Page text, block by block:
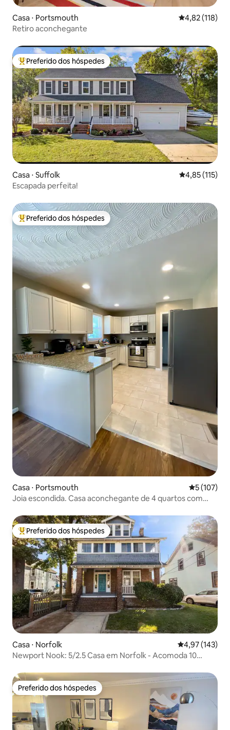
Casa ⋅ Portsmouth 4,82 de uma
4,82 (118)
Retiro aconchegante
Entre os melhores preferidos dos hóspedes
Preferido dos hóspedes
Casa ⋅ Suffolk 4,85 de uma
4,85 (115)
Escapada perfeita!
Entre os melhores preferidos dos hóspedes
Preferido dos hóspedes
Casa ⋅ Portsmouth 5 de uma
5 (107)
Joia escondida. Casa aconchegante de 4 quartos com
Entre os melhores preferidos dos hóspedes
Preferido dos hóspedes
Casa ⋅ Norfolk 4,97 de uma
4,97 (143)
Newport Nook: 5/2.5 Casa em Norfolk - Acomoda 10
Preferido dos hóspedes
Preferido dos hóspedes